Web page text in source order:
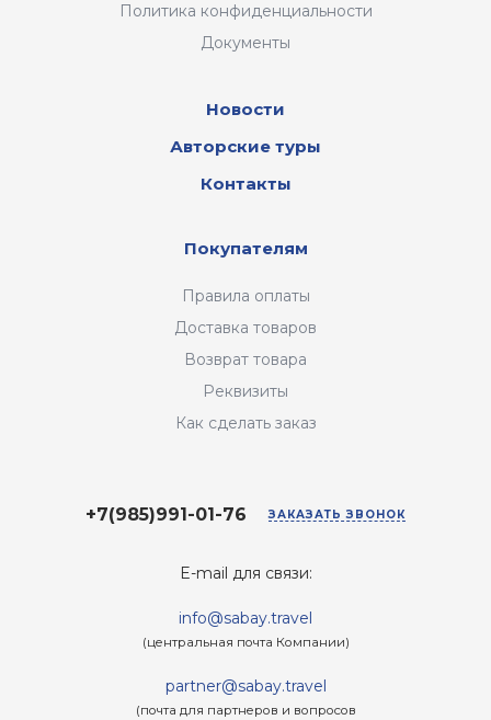
Политика конфиденциальности
Документы
Новости
Авторские туры
Контакты
Покупателям
Правила оплаты
Доставка товаров
Возврат товара
Реквизиты
Как сделать заказ
+7(985)991-01-76 ЗАКАЗАТЬ ЗВОНОК
E-mail для связи:
info@sabay.travel
(центральная почта Компании)
partner@sabay.travel
(почта для партнеров и вопросов